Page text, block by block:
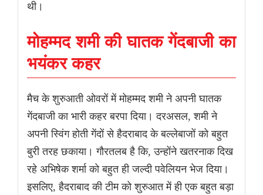
थी।
मोहम्मद शमी की घातक गेंदबाजी का
भयंकर कहर
मैच के शुरुआती ओवरों में मोहम्मद शमी ने अपनी घातक
गेंदबाजी का भारी कहर बरपा दिया। दरअसल, शमी ने
अपनी स्विंग होती गेंदों से हैदराबाद के बल्लेबाजों को बहुत
बुरी तरह छकाया। गौरतलब है कि, उन्होंने खतरनाक दिख
रहे अभिषेक शर्मा को बहुत ही जल्दी पवेलियन भेज दिया।
इसलिए, हैदराबाद की टीम को शुरुआत में ही एक बहुत बड़ा